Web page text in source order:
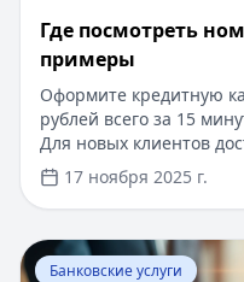
Где посмотреть
примеры
Оформите кредитную
рублей всего за 15
Для новых клиентов
до 100 дней. Решение
документу, а получить
дом. В статье подробно
безопасно
для совершения
17 ноября 2025 г.
Перейти к статье:
Банковские услуги